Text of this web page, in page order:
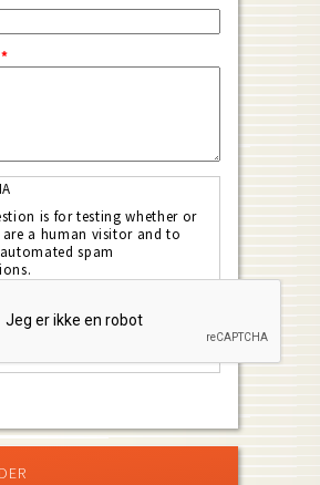
*
is for testing whether or
a human visitor and to
spam